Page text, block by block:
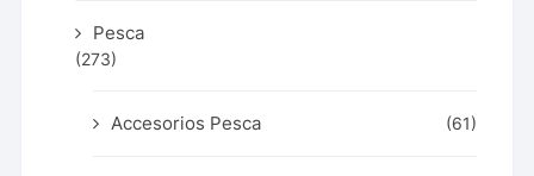
Pesca
(273)
Accesorios Pesca (61)